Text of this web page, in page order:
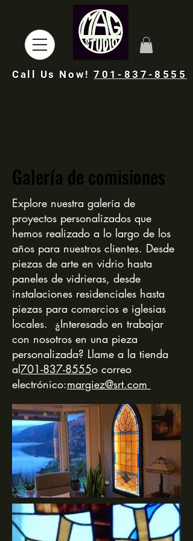
Call Us Now!701-837-8555
Galería de comisiones
Explore nuestra galería de
proyectos personalizados que
hemos realizado a lo largo de los
años para nuestros clientes. Desde
piezas de arte en vidrio hasta
paneles de vidrieras, desde
instalaciones residenciales hasta
piezas para comercios e iglesias
locales. ¿Interesado en trabajar
con nosotros en una pieza
personalizada? Llame a la tienda
al 701-837-8555o correo
electrónico:margiez@srt.com